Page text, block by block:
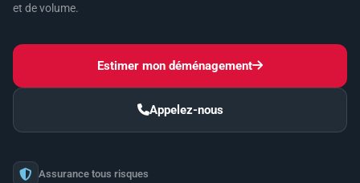
et de volume.
Estimer mon déménagement
Appelez-nous
Assurance tous risques